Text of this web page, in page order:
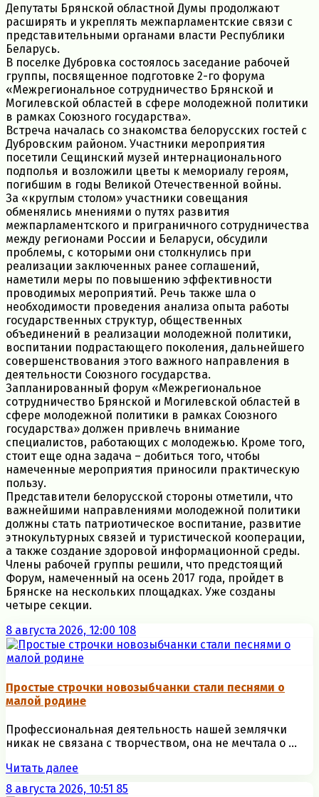
Депутаты Брянской областной Думы продолжают
расширять и укреплять межпарламентские связи с
представительными органами власти Республики
Беларусь.
В поселке Дубровка состоялось заседание рабочей
группы, посвященное подготовке 2-го форума
«Межрегиональное сотрудничество Брянской и
Могилевской областей в сфере молодежной политики
в рамках Союзного государства».
Встреча началась со знакомства белорусских гостей с
Дубровским районом. Участники мероприятия
посетили Сещинский музей интернационального
подполья и возложили цветы к мемориалу героям,
погибшим в годы Великой Отечественной войны.
За «круглым столом» участники совещания
обменялись мнениями о путях развития
межпарламентского и приграничного сотрудничества
между регионами России и Беларуси, обсудили
проблемы, с которыми они столкнулись при
реализации заключенных ранее соглашений,
наметили меры по повышению эффективности
проводимых мероприятий. Речь также шла о
необходимости проведения анализа опыта работы
государственных структур, общественных
объединений в реализации молодежной политики,
воспитании подрастающего поколения, дальнейшего
совершенствования этого важного направления в
деятельности Союзного государства.
Запланированный форум «Межрегиональное
сотрудничество Брянской и Могилевской областей в
сфере молодежной политики в рамках Союзного
государства» должен привлечь внимание
специалистов, работающих с молодежью. Кроме того,
стоит еще одна задача – добиться того, чтобы
намеченные мероприятия приносили практическую
пользу.
Представители белорусской стороны отметили, что
важнейшими направлениями молодежной политики
должны стать патриотическое воспитание, развитие
этнокультурных связей и туристической кооперации,
а также создание здоровой информационной среды.
Члены рабочей группы решили, что предстоящий
Форум, намеченный на осень 2017 года, пройдет в
Брянске на нескольких площадках. Уже созданы
четыре секции.
8 августа 2026, 12:00 108
Простые строчки новозыбчанки стали песнями о
малой родине
Профессиональная деятельность нашей землячки
никак не связана с творчеством, она не мечтала о ...
Читать далее
8 августа 2026, 10:51 85